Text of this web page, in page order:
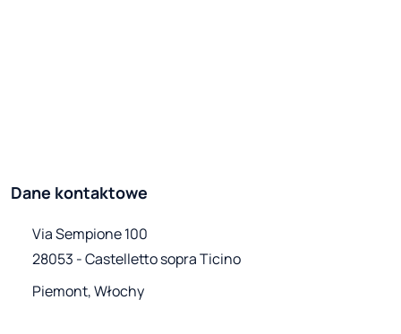
Dane kontaktowe
Via Sempione 100
28053 - Castelletto sopra Ticino
Piemont, Włochy